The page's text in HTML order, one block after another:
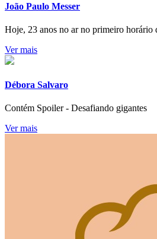
João Paulo Messer
Hoje, 23 anos no ar no primeiro horário
Ver mais
Débora Salvaro
Contém Spoiler - Desafiando gigantes
Ver mais